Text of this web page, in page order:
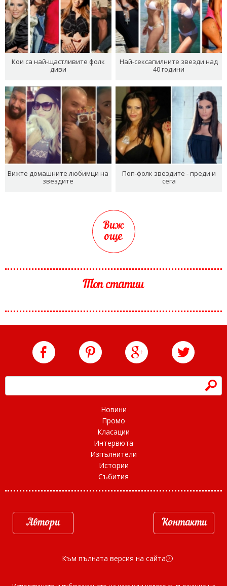
Кои са най-щастливите фолк
диви
Най-сексапилните звезди над
40 години
Вижте домашните любимци на
звездите
Поп-фолк звездите - преди и
сега
Виж
още
Топ статии
h
Новини
Промо
Класации
Интервюта
Изпълнители
Истории
Събития
Автори Контакти
Към пълната версия на сайта d